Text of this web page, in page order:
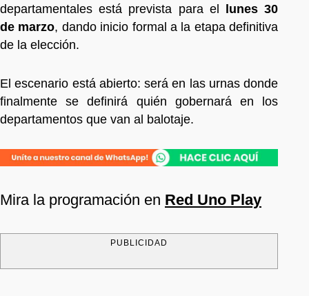
departamentales está prevista para el lunes 30
de marzo, dando inicio formal a la etapa definitiva
de la elección.
El escenario está abierto: será en las urnas donde
finalmente se definirá quién gobernará en los
departamentos que van al balotaje.
Mira la programación en Red Uno Play
PUBLICIDAD